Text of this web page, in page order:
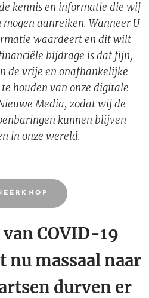
kennis en informatie die wij
aanreiken. Wanneer U
waardeert en dit wilt
bijdrage is dat fijn,
de vrije en onafhankelijke
houden van onze digitale
Media, zodat wij de
kunnen blijven
in onze wereld.
COVID-19
massaal naar
durven er